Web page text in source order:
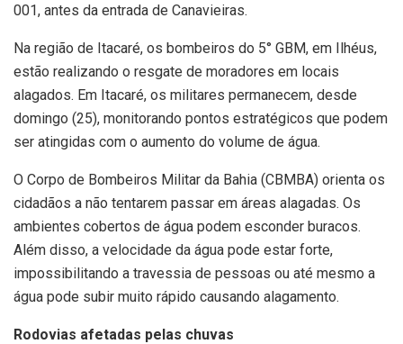
001, antes da entrada de Canavieiras.
Na região de Itacaré, os bombeiros do 5° GBM, em Ilhéus,
estão realizando o resgate de moradores em locais
alagados. Em Itacaré, os militares permanecem, desde
domingo (25), monitorando pontos estratégicos que podem
ser atingidas com o aumento do volume de água.
O Corpo de Bombeiros Militar da Bahia (CBMBA) orienta os
cidadãos a não tentarem passar em áreas alagadas. Os
ambientes cobertos de água podem esconder buracos.
Além disso, a velocidade da água pode estar forte,
impossibilitando a travessia de pessoas ou até mesmo a
água pode subir muito rápido causando alagamento.
Rodovias afetadas pelas chuvas